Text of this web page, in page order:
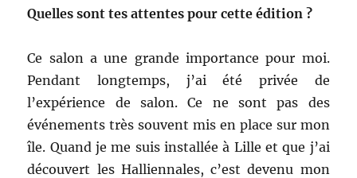
Quelles sont tes attentes pour cette édition ?
Ce salon a une grande importance pour moi.
Pendant longtemps, j’ai été privée de
l’expérience de salon. Ce ne sont pas des
événements très souvent mis en place sur mon
île. Quand je me suis installée à Lille et que j’ai
découvert les Halliennales, c’est devenu mon